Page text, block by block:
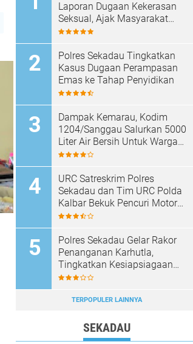
Laporan Dugaan Kekerasan
Seksual, Ajak Masyarakat
Jaga Ruang Digital
Polres Sekadau Tingkatkan
Kasus Dugaan Perampasan
Emas ke Tahap Penyidikan
Dampak Kemarau, Kodim
1204/Sanggau Salurkan 5000
Liter Air Bersih Untuk Warga
Desa Entakai
URC Satreskrim Polres
Sekadau dan Tim URC Polda
Kalbar Bekuk Pencuri Motor
KLX, Satu Pelaku Masih
Polres Sekadau Gelar Rakor
Penanganan Karhutla,
Tingkatkan Kesiapsiagaan
Jajaran
TERPOPULER LAINNYA
SEKADAU